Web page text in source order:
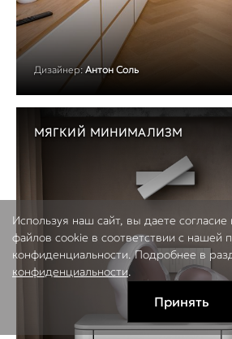
Дизайнер: Антон Соль
МЯГКИЙ МИНИМАЛИЗМ
Используя наш сайт, вы даете согласие
файлов cookie в соответствии с нашей
конфиденциальности. Подробнее в
конфиденциальности.
Принять